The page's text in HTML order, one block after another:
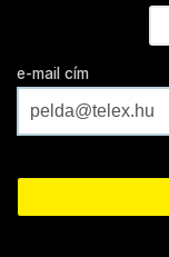
e-mail cím